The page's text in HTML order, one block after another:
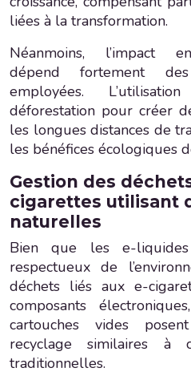
liées à la transformation.
Néanmoins, l’impact
dépend fortement
employées.
déforestation pour créer
les longues distances de
les bénéfices écologiques
Gestion des
cigarettes utilisant
naturelles
Bien que les e-
respectueux de
déchets liés aux e-
composants
cartouches vides
recyclage similaires à
traditionnelles.